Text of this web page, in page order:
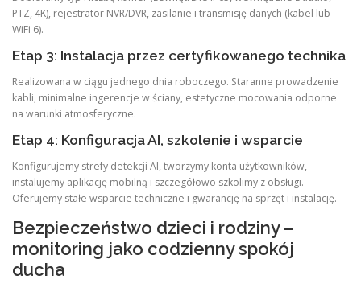
PTZ, 4K), rejestrator NVR/DVR, zasilanie i transmisję danych (kabel lub
WiFi 6).
Etap 3: Instalacja przez certyfikowanego technika
Realizowana w ciągu jednego dnia roboczego. Staranne prowadzenie
kabli, minimalne ingerencje w ściany, estetyczne mocowania odporne
na warunki atmosferyczne.
Etap 4: Konfiguracja AI, szkolenie i wsparcie
Konfigurujemy strefy detekcji AI, tworzymy konta użytkowników,
instalujemy aplikację mobilną i szczegółowo szkolimy z obsługi.
Oferujemy stałe wsparcie techniczne i gwarancję na sprzęt i instalację.
Bezpieczeństwo dzieci i rodziny –
monitoring jako codzienny spokój
ducha